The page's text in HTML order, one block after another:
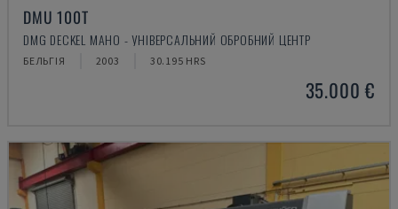
DMU 100T
DMG DECKEL MAHO - УНІВЕРСАЛЬНИЙ ОБРОБНИЙ ЦЕНТР
БЕЛЬГІЯ 2003 30.195 HRS
35.000 €